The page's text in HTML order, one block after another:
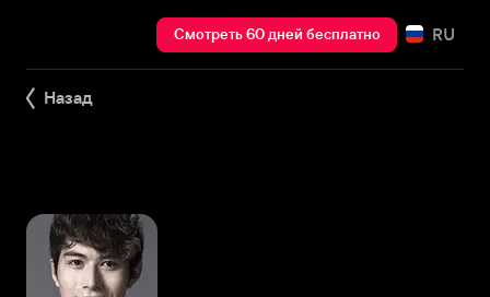
Смотреть 60 дней бесплатно RU
Назад